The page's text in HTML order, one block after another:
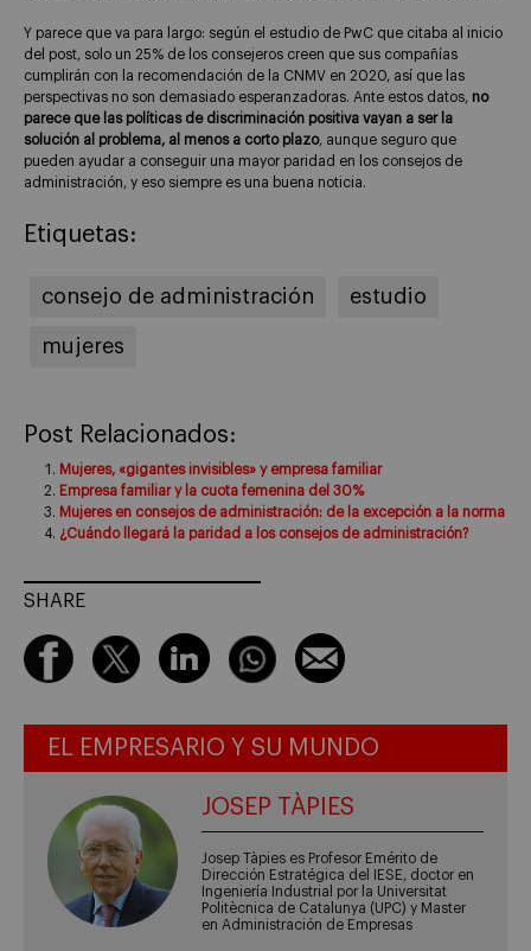
Y parece que va para largo: según el estudio de PwC que citaba al inicio
del post, solo un 25% de los consejeros creen que sus compañías
cumplirán con la recomendación de la CNMV en 2020, así que las
perspectivas no son demasiado esperanzadoras. Ante estos datos, no
parece que las políticas de discriminación positiva vayan a ser la
solución al problema, al menos a corto plazo, aunque seguro que
pueden ayudar a conseguir una mayor paridad en los consejos de
administración, y eso siempre es una buena noticia.
Etiquetas:
consejo de administración estudio
mujeres
Post Relacionados:
Mujeres, «gigantes invisibles» y empresa familiar
Empresa familiar y la cuota femenina del 30%
Mujeres en consejos de administración: de la excepción a la norma
¿Cuándo llegará la paridad a los consejos de administración?
SHARE
EL EMPRESARIO Y SU MUNDO
JOSEP TÀPIES
Josep Tàpies es Profesor Emérito de
Dirección Estratégica del IESE, doctor en
Ingeniería Industrial por la Universitat
Politècnica de Catalunya (UPC) y Master
en Administración de Empresas